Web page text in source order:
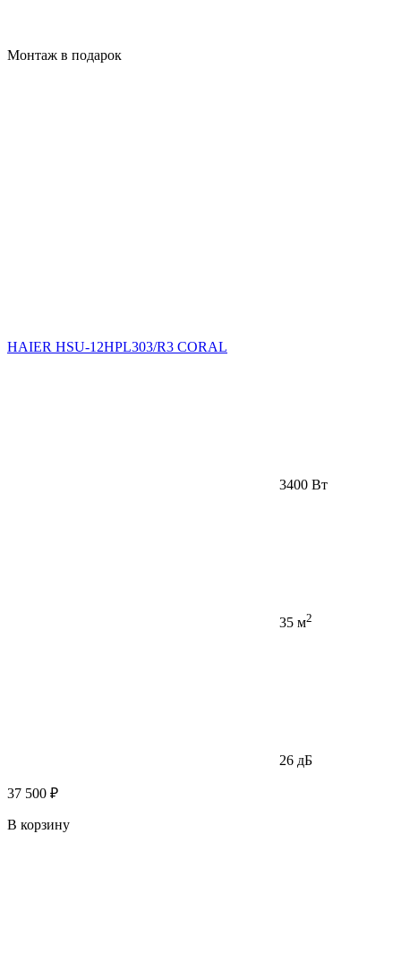
Монтаж в подарок
HAIER HSU-12HPL303/R3 CORAL
3400 Вт
35 м2
26 дБ
37 500 ₽
В корзину